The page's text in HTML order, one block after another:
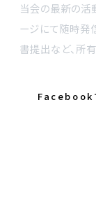
当会の最新の活
ージにて随時発
書提出など、所
Facebook